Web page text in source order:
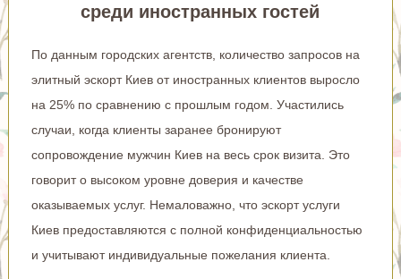
среди иностранных гостей
По данным городских агентств, количество запросов на
элитный эскорт Киев от иностранных клиентов выросло
на 25% по сравнению с прошлым годом. Участились
случаи, когда клиенты заранее бронируют
сопровождение мужчин Киев на весь срок визита. Это
говорит о высоком уровне доверия и качестве
оказываемых услуг. Немаловажно, что эскорт услуги
Киев предоставляются с полной конфиденциальностью
и учитывают индивидуальные пожелания клиента.